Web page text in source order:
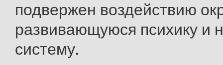
подвержен воздействию
развивающуюся психику и
систему.